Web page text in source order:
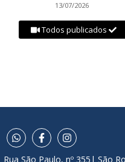
13/07/2026
Todos publicados
Rua São Paulo, nº 355| São